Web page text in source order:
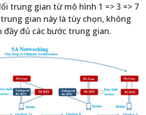
trung gian từ mô hình 1 => 3 => 7
trung gian này là tùy chọn, không
đủ các bước trung gian.